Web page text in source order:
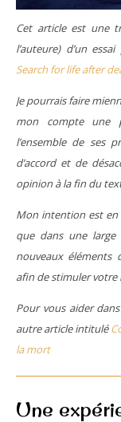
Cet article est une
l’auteure) d’un
Search for life after
Je pourrais faire
mon compte une
l’ensemble de ses
d’accord et de
opinion à la fin du
Mon intention est en
que dans une
nouveaux éléments
afin de stimuler
Pour vous aider
autre article intitulé
la mort
Une